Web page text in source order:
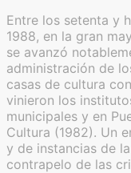
Entre los setenta y
1988, en la gran
se avanzó
administración de
casas de cultura
vinieron los
municipales y en
Cultura (1982). Un
y de instancias de
contrapelo de las